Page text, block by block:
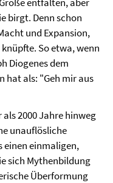
birgt. Denn schon
und Expansion,
So etwa, wenn
Diogenes dem
hat als: "Geh mir aus
2000 Jahre hinweg
unauflösliche
einen einmaligen,
sich Mythenbildung
Überformung